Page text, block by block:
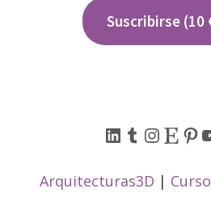
Suscribirse (10
LinkedIn
TumblrEtsy
Arquitecturas3D |